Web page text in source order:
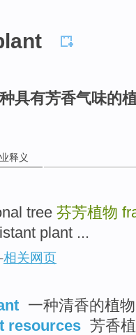
具有芳香气味的
释义
tree 芬芳植物
plant ...
-相关网页
一种清香的植物
resources 芳香